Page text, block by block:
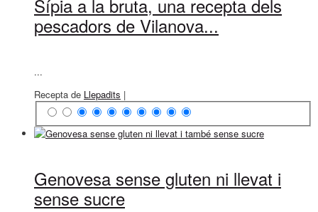
Sípia a la bruta, una recepta dels
pescadors de Vilanova...
...
Recepta de Llepadits |
Genovesa sense gluten ni llevat i
sense sucre